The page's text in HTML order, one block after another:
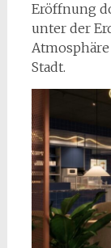
Eröffnung
unter der
Stadt.